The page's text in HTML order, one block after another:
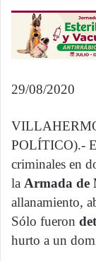
29/08/2020
POLÍTICO).-
criminales en
la Armada de
allanamiento,
Sólo fueron
hurto a un